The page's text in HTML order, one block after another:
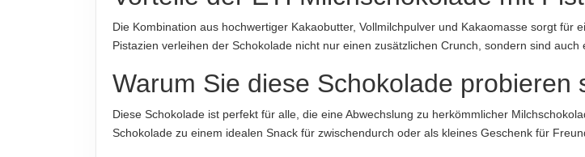
Hinweis zur Haftung: Für die vorstehenden Angaben wird keine Haftung übernommen. Bitte prüfen Sie die Angaben auf
ABTROPFGEWICHT
60g
Die Kombination aus hochwertiger Kakaobutter, Vollmilchpulver und Kakaomasse sorgt
Pistazien verleihen der Schokolade nicht nur einen zusätzlichen Crunch, sondern sind
Warum Sie diese Schokolade probieren
Diese Schokolade ist perfekt für alle, die eine Abwechslung zu herkömmlicher
Schokolade zu einem idealen Snack für zwischendurch oder als kleines Geschenk für